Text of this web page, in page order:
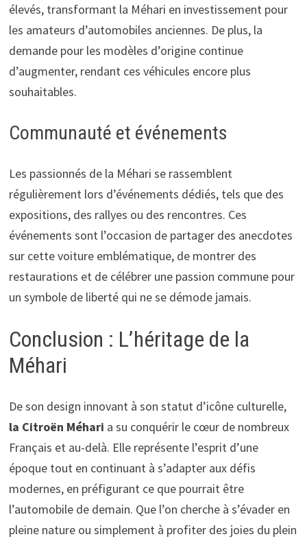
élevés, transformant la Méhari en investissement pour
les amateurs d’automobiles anciennes. De plus, la
demande pour les modèles d’origine continue
d’augmenter, rendant ces véhicules encore plus
souhaitables.
Communauté et événements
Les passionnés de la Méhari se rassemblent
régulièrement lors d’événements dédiés, tels que des
expositions, des rallyes ou des rencontres. Ces
événements sont l’occasion de partager des anecdotes
sur cette voiture emblématique, de montrer des
restaurations et de célébrer une passion commune pour
un symbole de liberté qui ne se démode jamais.
Conclusion : L’héritage de la
Méhari
De son design innovant à son statut d’icône culturelle,
la Citroën Méhari a su conquérir le cœur de nombreux
Français et au-delà. Elle représente l’esprit d’une
époque tout en continuant à s’adapter aux défis
modernes, en préfigurant ce que pourrait être
l’automobile de demain. Que l’on cherche à s’évader en
pleine nature ou simplement à profiter des joies du plein